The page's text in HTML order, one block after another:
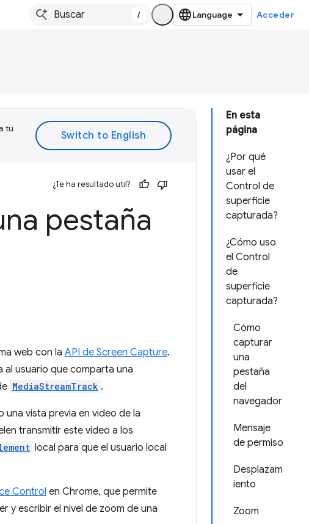
/ Acceder
En esta
página
¿Por qué
usar el
Control de
superficie
capturada?
¿Cómo uso
el Control
de
superficie
capturada?
Cómo
capturar
una
pestaña
del
navegador
Mensaje
de permiso
Desplazam
iento
Zoom
tu
¿Te ha resultado útil?
pestaña
web con la API de Screen Capture.
al usuario que comparta una
MediaStreamTrack .
una vista previa en video de la
transmitir este video a los
local para que el usuario local
Control en Chrome, que permite
y escribir el nivel de zoom de una